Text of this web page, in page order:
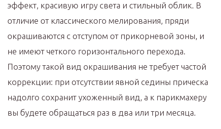
эффект, красивую игру света и стильный облик. В
отличие от классического мелирования, пряди
окрашиваются с отступом от прикорневой зоны, и
не имеют четкого горизонтального перехода.
Поэтому такой вид окрашивания не требует частой
коррекции: при отсутствии явной седины прическа
надолго сохранит ухоженный вид, а к парикмахеру
вы будете обращаться раз в два или три месяца.